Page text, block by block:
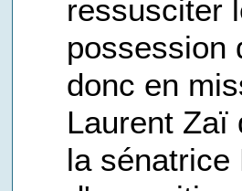
ressusciter
possession
donc en
Laurent Zaï
la sénatrice